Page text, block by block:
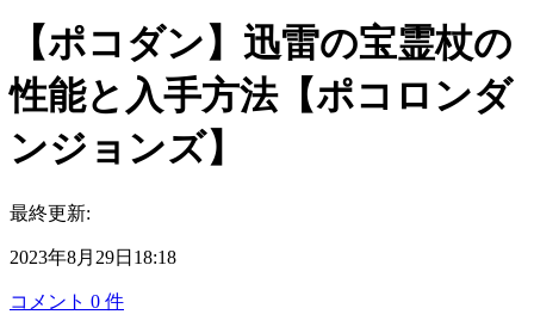
【ポコダン】迅雷の宝霊杖の
性能と入手方法【ポコロンダ
ンジョンズ】
最終更新:
2023年8月29日18:18
コメント 0 件